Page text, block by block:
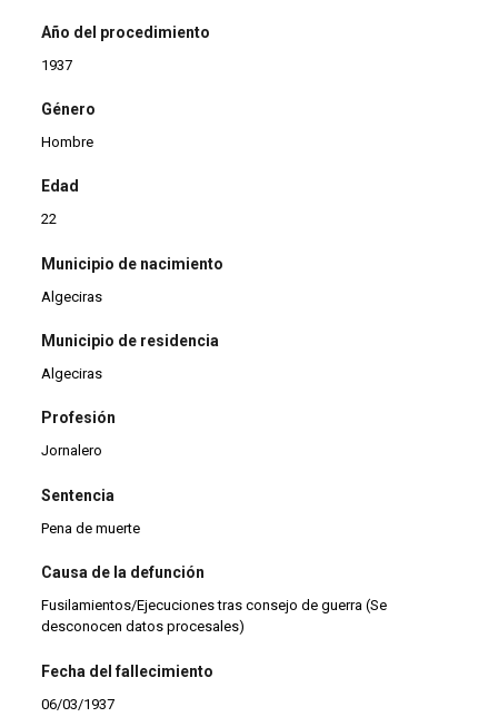
Año del procedimiento
1937
Género
Hombre
Edad
22
Municipio de nacimiento
Algeciras
Municipio de residencia
Algeciras
Profesión
Jornalero
Sentencia
Pena de muerte
Causa de la defunción
Fusilamientos/Ejecuciones tras consejo de guerra (Se
desconocen datos procesales)
Fecha del fallecimiento
06/03/1937